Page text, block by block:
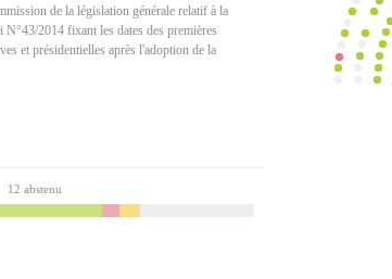
de la législation générale relatif à la
2014 fixant les dates des premières
et présidentielles après l'adoption de la
12 abstenu